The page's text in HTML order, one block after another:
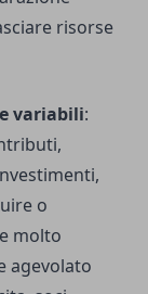
risorse
variabili:
o
molto
agevolato